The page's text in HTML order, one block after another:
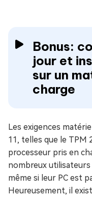
Bonus:
jour et
sur un
charge
Les exigences
11, telles que le TPM
processeur pris en
nombreux utilisateurs
même si leur PC est
Heureusement, il